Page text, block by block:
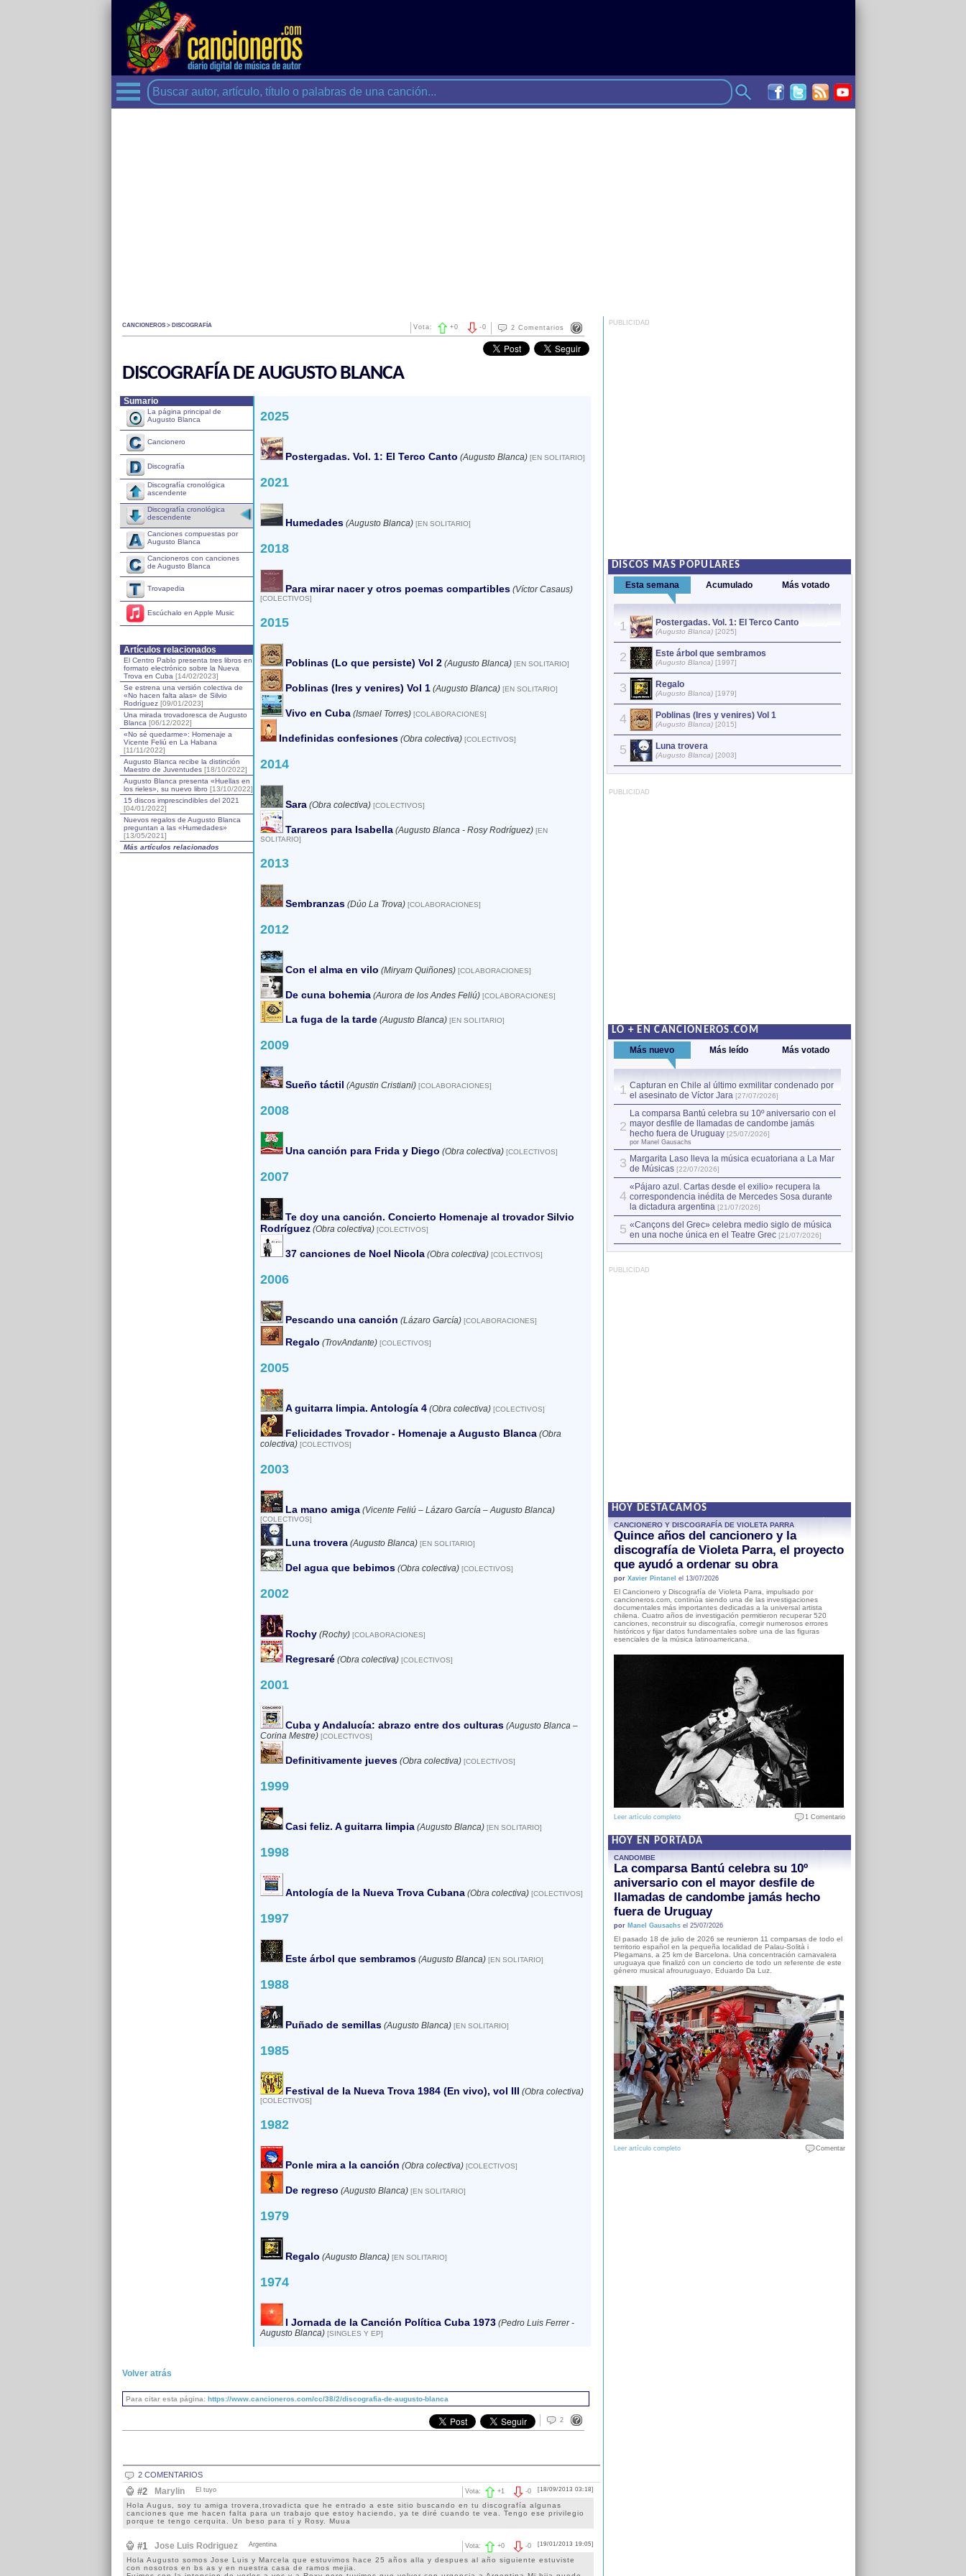
CANCIONEROS > DISCOGRAFÍA 2 Comentarios
-0
Vota: +0
DISCOGRAFÍA DE AUGUSTO BLANCA
Sumario
La página principal de
Augusto Blanca
Cancionero
Discografía
Discografía cronológica
ascendente
Discografía cronológica
descendente
Canciones compuestas por
Augusto Blanca
Cancioneros con canciones
de Augusto Blanca
Trovapedia
Escúchalo en Apple Music
Artículos relacionados
El Centro Pablo presenta tres libros en
formato electrónico sobre la Nueva
Trova en Cuba [14/02/2023]
Se estrena una versión colectiva de
«No hacen falta alas» de Silvio
Rodríguez [09/01/2023]
Una mirada trovadoresca de Augusto
Blanca [06/12/2022]
«No sé quedarme»: Homenaje a
Vicente Feliú en La Habana
[11/11/2022]
Augusto Blanca recibe la distinción
Maestro de Juventudes [18/10/2022]
Augusto Blanca presenta «Huellas en
los rieles», su nuevo libro [13/10/2022]
15 discos imprescindibles del 2021
[04/01/2022]
Nuevos regalos de Augusto Blanca
preguntan a las «Humedades»
[13/05/2021]
Más artículos relacionados
2025
Postergadas. Vol. 1: El Terco Canto (Augusto Blanca) [EN SOLITARIO]
2021
Humedades (Augusto Blanca) [EN SOLITARIO]
2018
Para mirar nacer y otros poemas compartibles (Víctor Casaus)
[COLECTIVOS]
2015
Poblinas (Lo que persiste) Vol 2 (Augusto Blanca) [EN SOLITARIO]
Poblinas (Ires y venires) Vol 1 (Augusto Blanca) [EN SOLITARIO]
Vivo en Cuba (Ismael Torres) [COLABORACIONES]
Indefinidas confesiones (Obra colectiva) [COLECTIVOS]
2014
Sara (Obra colectiva) [COLECTIVOS]
Tarareos para Isabella (Augusto Blanca - Rosy Rodríguez) [EN
SOLITARIO]
2013
Sembranzas (Dúo La Trova) [COLABORACIONES]
2012
Con el alma en vilo (Miryam Quiñones) [COLABORACIONES]
De cuna bohemia (Aurora de los Andes Feliú) [COLABORACIONES]
La fuga de la tarde (Augusto Blanca) [EN SOLITARIO]
2009
Sueño táctil (Agustin Cristiani) [COLABORACIONES]
2008
Una canción para Frida y Diego (Obra colectiva) [COLECTIVOS]
2007
Te doy una canción. Concierto Homenaje al trovador Silvio
Rodríguez (Obra colectiva) [COLECTIVOS]
37 canciones de Noel Nicola (Obra colectiva) [COLECTIVOS]
2006
Pescando una canción (Lázaro García) [COLABORACIONES]
Regalo (TrovAndante) [COLECTIVOS]
2005
A guitarra limpia. Antología 4 (Obra colectiva) [COLECTIVOS]
Felicidades Trovador - Homenaje a Augusto Blanca (Obra
colectiva) [COLECTIVOS]
2003
La mano amiga (Vicente Feliú – Lázaro García – Augusto Blanca)
[COLECTIVOS]
Luna trovera (Augusto Blanca) [EN SOLITARIO]
Del agua que bebimos (Obra colectiva) [COLECTIVOS]
2002
Rochy (Rochy) [COLABORACIONES]
Regresaré (Obra colectiva) [COLECTIVOS]
2001
Cuba y Andalucía: abrazo entre dos culturas (Augusto Blanca –
Corina Mestre) [COLECTIVOS]
Definitivamente jueves (Obra colectiva) [COLECTIVOS]
1999
Casi feliz. A guitarra limpia (Augusto Blanca) [EN SOLITARIO]
1998
Antología de la Nueva Trova Cubana (Obra colectiva) [COLECTIVOS]
1997
Este árbol que sembramos (Augusto Blanca) [EN SOLITARIO]
1988
Puñado de semillas (Augusto Blanca) [EN SOLITARIO]
1985
Festival de la Nueva Trova 1984 (En vivo), vol III (Obra colectiva)
[COLECTIVOS]
1982
Ponle mira a la canción (Obra colectiva) [COLECTIVOS]
De regreso (Augusto Blanca) [EN SOLITARIO]
1979
Regalo (Augusto Blanca) [EN SOLITARIO]
1974
I Jornada de la Canción Política Cuba 1973 (Pedro Luis Ferrer -
Augusto Blanca) [SINGLES Y EP]
Volver atrás
Para citar esta página: https://www.cancioneros.com/cc/38/2/discografia-de-augusto-blanca
2
2 COMENTARIOS
#2 Marylin El tuyo [18/09/2013 03:18]
-0
Vota: +1
Hola Augus, soy tu amiga trovera,trovadicta que he entrado a este sitio buscando en tu discografía algunas
canciones que me hacen falta para un trabajo que estoy haciendo, ya te diré cuando te vea. Tengo ese privilegio
porque te tengo cerquita. Un beso para tí y Rosy. Muua
#1 Jose Luis Rodriguez Argentina [19/01/2013 19:05]
-0
Vota: +0
Hola Augusto somos Jose Luis y Marcela que estuvimos hace 25 años alla y despues al año siguiente estuviste
con nosotros en bs as y en nuestra casa de ramos mejia.
PUBLICIDAD
DISCOS MÁS POPULARES
Esta semana Acumulado Más votado
1 Postergadas. Vol. 1: El Terco Canto
(Augusto Blanca)[2025]
2 Este árbol que sembramos
(Augusto Blanca)[1997]
3 Regalo
(Augusto Blanca)[1979]
4 Poblinas (Ires y venires) Vol 1
(Augusto Blanca)[2015]
5 Luna trovera
(Augusto Blanca)[2003]
PUBLICIDAD
LO + EN CANCIONEROS.COM
Más nuevo Más leído Más votado
1 Capturan en Chile al último exmilitar condenado por
el asesinato de Víctor Jara [27/07/2026]
2
La comparsa Bantú celebra su 10º aniversario con el
mayor desfile de llamadas de candombe jamás
hecho fuera de Uruguay [25/07/2026]
por Manel Gausachs
3 Margarita Laso lleva la música ecuatoriana a La Mar
de Músicas [22/07/2026]
4
«Pájaro azul. Cartas desde el exilio» recupera la
correspondencia inédita de Mercedes Sosa durante
la dictadura argentina [21/07/2026]
5 «Cançons del Grec» celebra medio siglo de música
en una noche única en el Teatre Grec [21/07/2026]
PUBLICIDAD
HOY DESTACAMOS
CANCIONERO Y DISCOGRAFÍA DE VIOLETA PARRA
Quince años del cancionero y la
discografía de Violeta Parra, el proyecto
que ayudó a ordenar su obra
por Xavier Pintanel el 13/07/2026
El Cancionero y Discografía de Violeta Parra, impulsado por
cancioneros.com, continúa siendo una de las investigaciones
documentales más importantes dedicadas a la universal artista
chilena. Cuatro años de investigación permitieron recuperar 520
canciones, reconstruir su discografía, corregir numerosos errores
históricos y fijar datos fundamentales sobre una de las figuras
esenciales de la música latinoamericana.
Leer artículo completo 1 Comentario
HOY EN PORTADA
CANDOMBE
La comparsa Bantú celebra su 10º
aniversario con el mayor desfile de
llamadas de candombe jamás hecho
fuera de Uruguay
por Manel Gausachsel 25/07/2026
El pasado 18 de julio de 2026 se reunieron 11 comparsas de todo el
territorio español en la pequeña localidad de Palau-Solità i
Plegamans, a 25 km de Barcelona. Una concentración carnavalera
uruguaya que finalizó con un concierto de todo un referente de este
género musical afrouruguayo, Eduardo Da Luz.
Leer artículo completo Comentar